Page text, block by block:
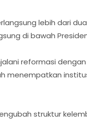
lebih dari
di bawah
reformasi
menempatkan
struktur